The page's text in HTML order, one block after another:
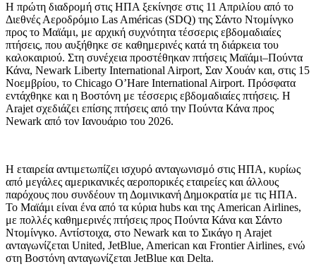
Η πρώτη διαδρομή στις ΗΠΑ ξεκίνησε στις 11 Απριλίου από το
Διεθνές Αεροδρόμιο Las Américas (SDQ) της Σάντο Ντομίνγκο
προς το Μαϊάμι, με αρχική συχνότητα τέσσερις εβδομαδιαίες
πτήσεις, που αυξήθηκε σε καθημερινές κατά τη διάρκεια του
καλοκαιριού. Στη συνέχεια προστέθηκαν πτήσεις Μαϊάμι–Πούντα
Κάνα, Newark Liberty International Airport, Σαν Χουάν και, στις 15
Νοεμβρίου, το Chicago O’Hare International Airport. Πρόσφατα
εντάχθηκε και η Βοστόνη με τέσσερις εβδομαδιαίες πτήσεις. Η
Arajet σχεδιάζει επίσης πτήσεις από την Πούντα Κάνα προς
Newark από τον Ιανουάριο του 2026.
Η εταιρεία αντιμετωπίζει ισχυρό ανταγωνισμό στις ΗΠΑ, κυρίως
από μεγάλες αμερικανικές αεροπορικές εταιρείες και άλλους
παρόχους που συνδέουν τη Δομινικανή Δημοκρατία με τις ΗΠΑ.
Το Μαϊάμι είναι ένα από τα κύρια hubs και της American Airlines,
με πολλές καθημερινές πτήσεις προς Πούντα Κάνα και Σάντο
Ντομίνγκο. Αντίστοιχα, στο Newark και το Σικάγο η Arajet
ανταγωνίζεται United, JetBlue, American και Frontier Airlines, ενώ
στη Βοστόνη ανταγωνίζεται JetBlue και Delta.